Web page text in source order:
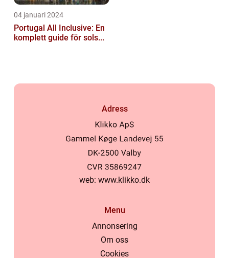
04 januari 2024
Portugal All Inclusive: En
komplett guide för sols...
Adress
web: www.klikko.dk
Menu
Annonsering
Om oss
Cookies